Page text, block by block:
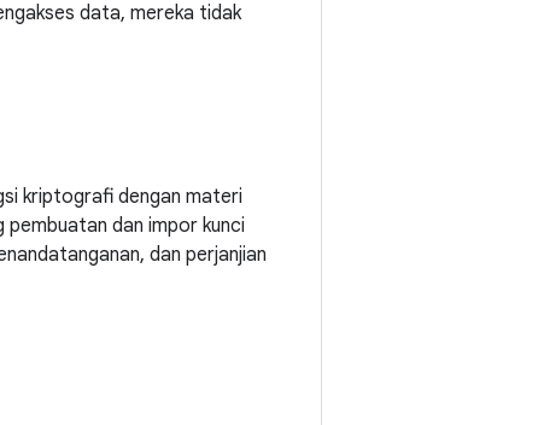
data, mereka tidak
kriptografi dengan materi
pembuatan dan impor kunci
dan perjanjian